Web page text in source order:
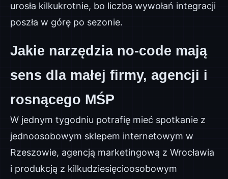
urosła kilkukrotnie, bo liczba wywołań integracji
poszła w górę po sezonie.
Jakie narzędzia no-code mają
sens dla małej firmy, agencji i
rosnącego MŚP
W jednym tygodniu potrafię mieć spotkanie z
jednoosobowym sklepem internetowym w
Rzeszowie, agencją marketingową z Wrocławia
i produkcją z kilkudziesięcioosobowym